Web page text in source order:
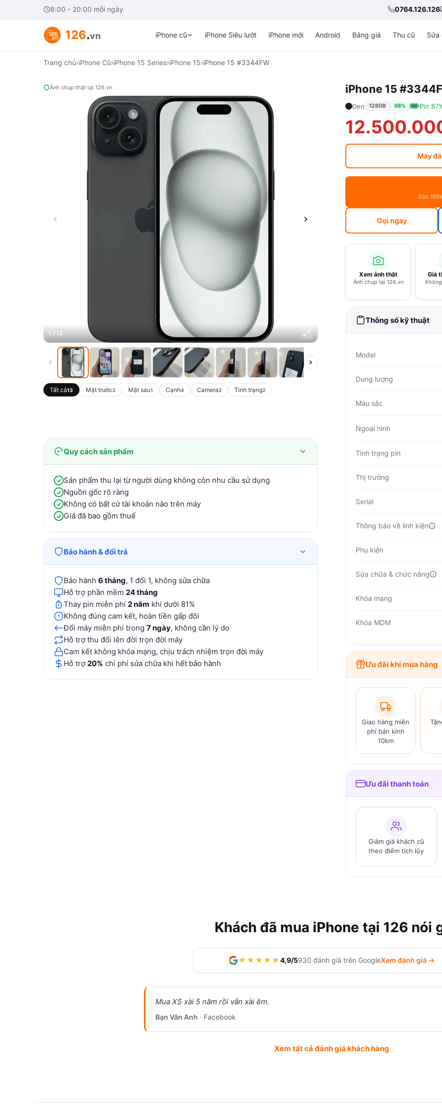
8:00 - 20:00 mỗi ngày 0764.126.126
126.vn iPhone cũ iPhone Siêu lướt iPhone mới Android Bảng giá Thu cũ Sửa
Trang chủ›iPhone Cũ›iPhone 15 Series›iPhone 15›iPhone 15 #3344FW
Ảnh chụp thật tại 126.vn
1 / 12
Tất cả13 Mặt trước2 Mặt sau1 Cạnh4 Camera2 Tình trạng2
iPhone 15
Đen 128GB 98% Pin
Máy
Cọc
Gọi ngay
Xem ảnh thật
Ảnh chụp tại 126.vn
Giá
Thông số kỹ thuật
Model
Dung lượng
Màu sắc
Ngoại hình
Tình trạng pin
Thị trường
Serial
Thông báo về linh kiện
Phụ kiện
Sửa chữa & chức năng
Khóa mạng
Khóa MDM
Ưu đãi khi mua hàng
Giao hàng miễn
phí bán kính
10km
Ưu đãi thanh toán
Giảm giá khách cũ
theo điểm tích lũy
Quy cách sản phẩm
Sản phẩm thu lại từ người dùng không còn nhu cầu sử dụng
Nguồn gốc rõ ràng
Không có bất cứ tài khoản nào trên máy
Giá đã bao gồm thuế
Bảo hành & đổi trả
Bảo hành 6 tháng, 1 đổi 1, không sửa chữa
Hỗ trợ phần mềm 24 tháng
Thay pin miễn phí 2 năm khi dưới 81%
Không đúng cam kết, hoàn tiền gấp đôi
Đổi máy miễn phí trong 7 ngày, không cần lý do
Hỗ trợ thu đổi lên đời trọn đời máy
Cam kết không khóa mạng, chịu trách nhiệm trọn đời máy
Hỗ trợ 20% chi phí sửa chữa khi hết bảo hành
Khách đã mua iPhone tại 126 nói
★★★★★4,9/5930 đánh giá trên GoogleXem đánh giá →
Mua XS xài 5 năm rồi vẫn xài êm.
Bạn Vân Anh · Facebook
Xem tất cả đánh giá khách hàng